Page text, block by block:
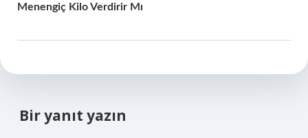
Menengiç Kilo Verdirir Mı
Bir yanıt yazın